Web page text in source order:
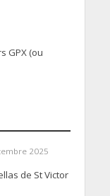
GPX (ou
2025
de St Victor